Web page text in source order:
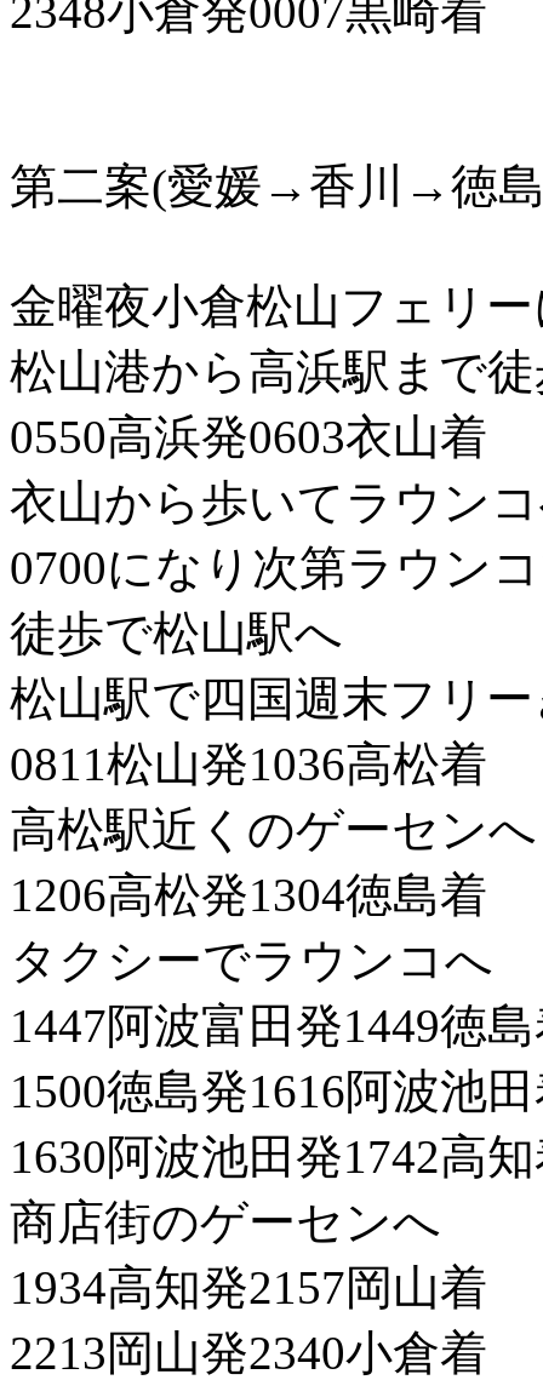
2348小倉発0007黒崎着
第二案(愛媛→香川→徳
金曜夜小倉松山フェリ
松山港から高浜駅まで
0550高浜発0603衣山着
衣山から歩いてラウン
0700になり次第ラウン
徒歩で松山駅へ
松山駅で四国週末フリ
0811松山発1036高松着
高松駅近くのゲーセンへ
1206高松発1304徳島着
タクシーでラウンコへ
1447阿波富田発1449徳
1500徳島発1616阿波池
1630阿波池田発1742高
商店街のゲーセンへ
1934高知発2157岡山着
2213岡山発2340小倉着